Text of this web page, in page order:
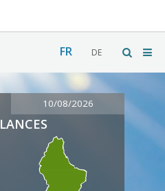
FR DE
10/08/2026